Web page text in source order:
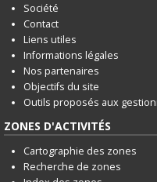
Société
Contact
Liens utiles
Informations légales
Nos partenaires
Objectifs du site
Outils proposés aux
ZONES D'ACTIVITÉS
Cartographie des zones
Recherche de zones